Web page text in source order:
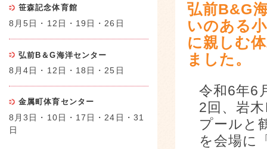
弘前B&G
いのある
に親しむ
ました。
令和6年6
2回、岩
プールと
を会場に
笹森記念体育館
8月5日・12日・19日・26日
弘前B＆G海洋センター
8月4日・12日・18日・25日
金属町体育センター
8月3日・10日・17日・24日・31
日